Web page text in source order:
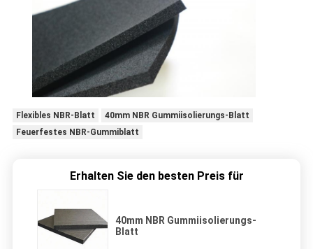
Flexibles NBR-Blatt
40mm NBR Gummiisolierungs-Blatt
Feuerfestes NBR-Gummiblatt
Erhalten Sie den besten Preis für
40mm NBR Gummiisolierungs-
Blatt